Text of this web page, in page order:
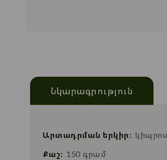
Նկարագրություն
Արտադրման երկիր: կիպրոս
Քաշ: 150 գրամ